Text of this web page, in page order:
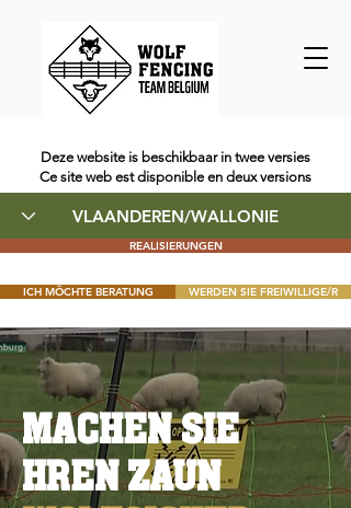
Deze website is beschikbaar in twee versies
Ce site web est disponible en deux versions
REALISIERUNGEN
ICH MÖCHTE BERATUNG WERDEN SIE FREIWILLIGE/R
MACHEN SIE
HREN ZAUN